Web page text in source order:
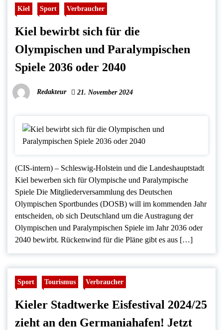
Kiel Sport Verbraucher
Kiel bewirbt sich für die
Olympischen und Paralympischen
Spiele 2036 oder 2040
Redakteur 21. November 2024
(CIS-intern) – Schleswig-Holstein und die Landeshauptstadt
Kiel bewerben sich für Olympische und Paralympische
Spiele Die Mitgliederversammlung des Deutschen
Olympischen Sportbundes (DOSB) will im kommenden Jahr
entscheiden, ob sich Deutschland um die Austragung der
Olympischen und Paralympischen Spiele im Jahr 2036 oder
2040 bewirbt. Rückenwind für die Pläne gibt es aus […]
Sport Tourismus Verbraucher
Kieler Stadtwerke Eisfestival 2024/25
zieht an den Germaniahafen! Jetzt